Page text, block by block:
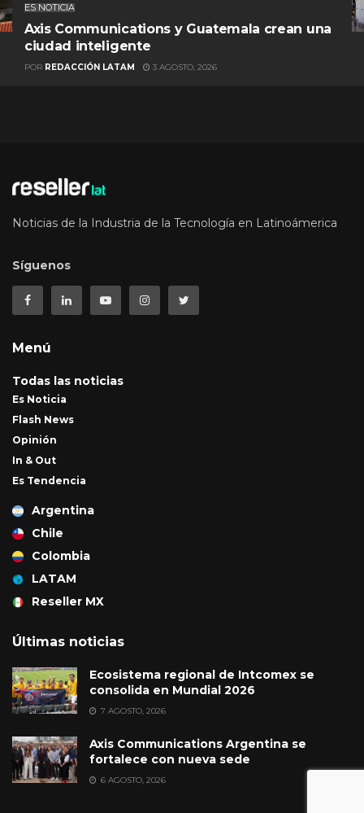
ES NOTICIA
Axis Communications y Guatemala crean una
ciudad inteligente
POR REDACCIÓN LATAM 3 AGOSTO, 2026
Noticias de la Industria de la Tecnología en Latinoámerica
Síguenos
Menú
Todas las noticias
Es Noticia
Flash News
Opinión
In & Out
Es Tendencia
Argentina
Chile
Colombia
LATAM
Reseller MX
Últimas noticias
Ecosistema regional de Intcomex se
consolida en Mundial 2026
7 AGOSTO, 2026
Axis Communications Argentina se
fortalece con nueva sede
6 AGOSTO, 2026